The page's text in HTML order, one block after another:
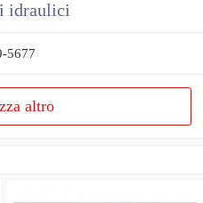
idraulici
5677
altro